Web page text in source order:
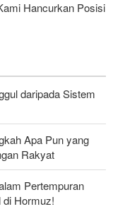
Hancurkan Posisi
daripada Sistem
Apa Pun yang
Rakyat
Pertempuran
Hormuz!